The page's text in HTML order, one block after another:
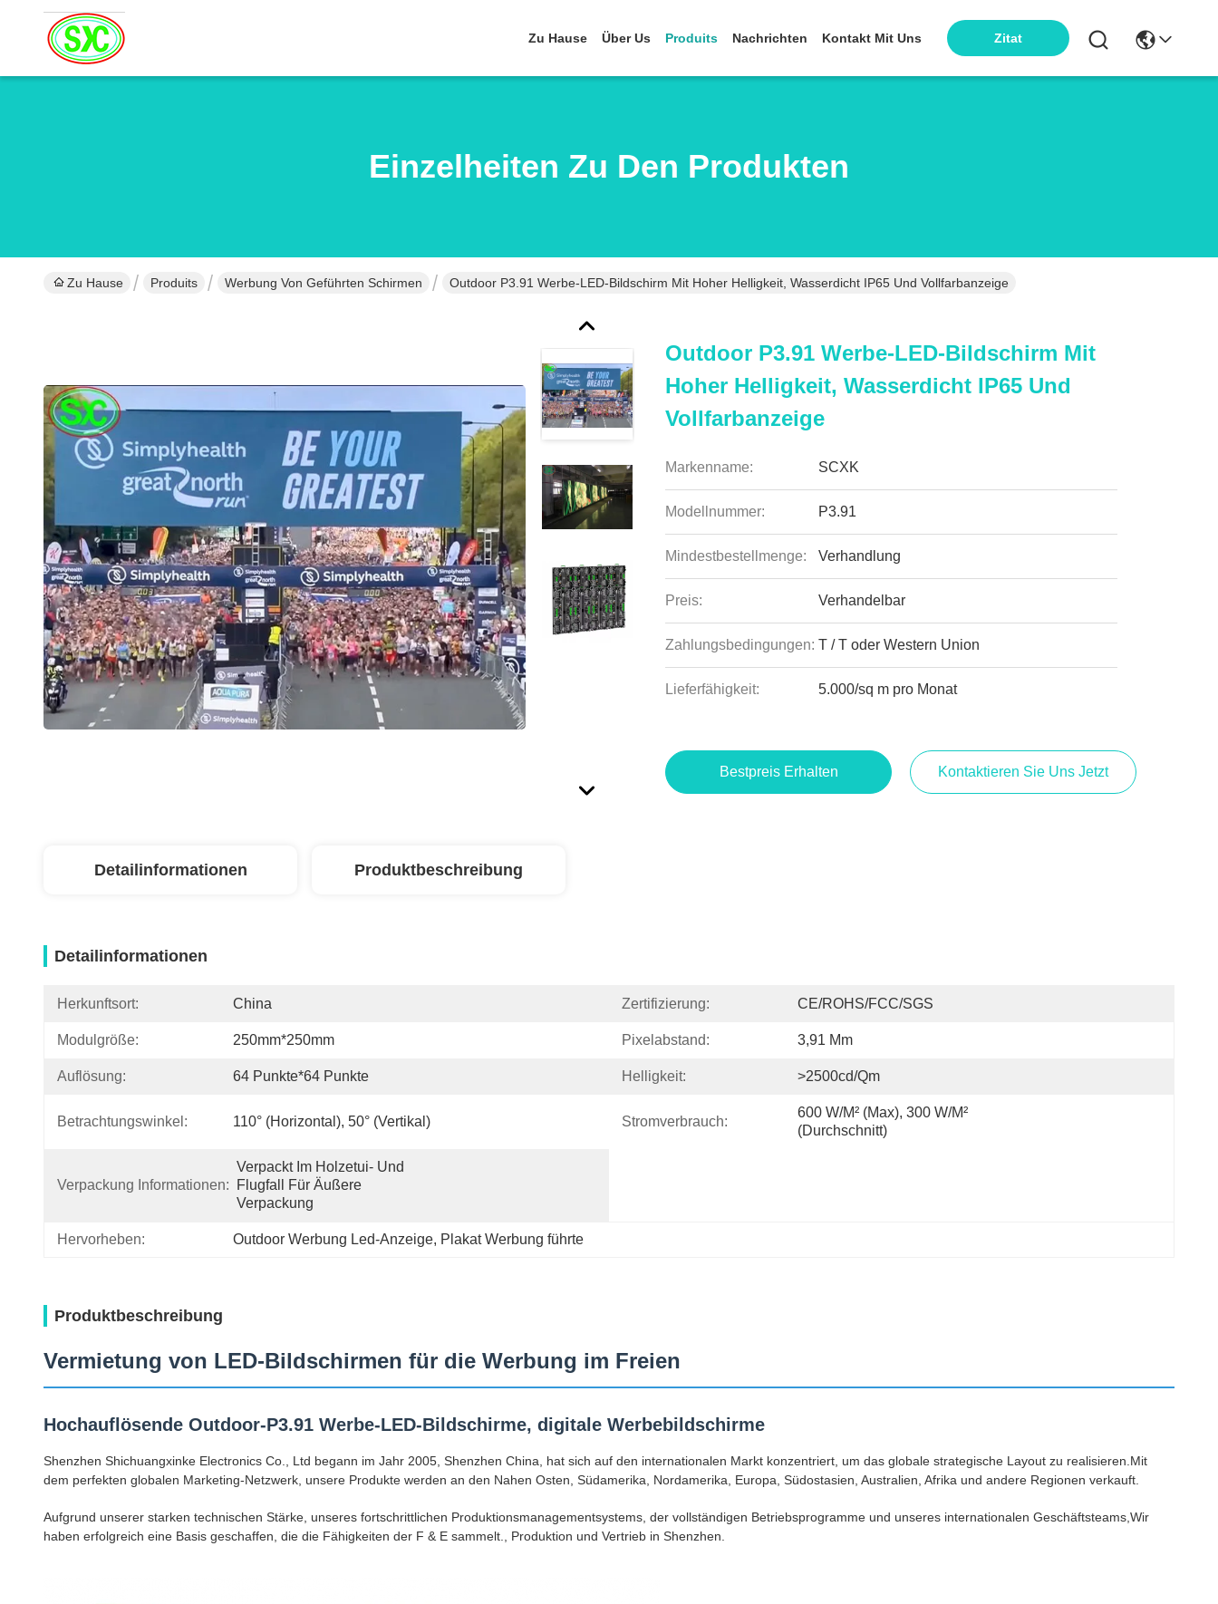
Zu Hause Über Us Produits Nachrichten Kontakt Mit Uns Zitat
Einzelheiten Zu Den Produkten
Zu Hause Produits Werbung Von Geführten Schirmen Outdoor P3.91 Werbe-LED-Bildschirm Mit Hoher Helligkeit, Wasserdicht IP65 Und Vollfarbanzeige
Outdoor P3.91 Werbe-LED-Bildschirm Mit
Hoher Helligkeit, Wasserdicht IP65 Und
Vollfarbanzeige
Markenname: SCXK
Modellnummer: P3.91
Mindestbestellmenge: Verhandlung
Preis: Verhandelbar
Zahlungsbedingungen: T / T oder Western Union
Lieferfähigkeit: 5.000/sq m pro Monat
Bestpreis Erhalten Kontaktieren Sie Uns Jetzt
Detailinformationen Produktbeschreibung
Detailinformationen
Herkunftsort: China Zertifizierung: CE/ROHS/FCC/SGS
Modulgröße: 250mm*250mm Pixelabstand: 3,91 Mm
Auflösung: 64 Punkte*64 Punkte Helligkeit: >2500cd/qm
Betrachtungswinkel: 110° (horizontal), 50° (vertikal) Stromverbrauch:
600 W/m² (Max), 300 W/m²
(Durchschnitt)
Verpackung Informationen:
Verpackt Im Holzetui- Und
Flugfall Für Äußere
Verpackung
Hervorheben: Outdoor Werbung Led-Anzeige, Plakat Werbung führte
Produktbeschreibung
Vermietung von LED-Bildschirmen für die Werbung im Freien
Hochauflösende Outdoor-P3.91 Werbe-LED-Bildschirme, digitale Werbebildschirme
Shenzhen Shichuangxinke Electronics Co., Ltd begann im Jahr 2005, Shenzhen China, hat sich auf den internationalen Markt konzentriert, um das globale strategische Layout zu realisieren.Mit
dem perfekten globalen Marketing-Netzwerk, unsere Produkte werden an den Nahen Osten, Südamerika, Nordamerika, Europa, Südostasien, Australien, Afrika und andere Regionen verkauft.
Aufgrund unserer starken technischen Stärke, unseres fortschrittlichen Produktionsmanagementsystems, der vollständigen Betriebsprogramme und unseres internationalen Geschäftsteams,Wir
haben erfolgreich eine Basis geschaffen, die die Fähigkeiten der F & E sammelt., Produktion und Vertrieb in Shenzhen.